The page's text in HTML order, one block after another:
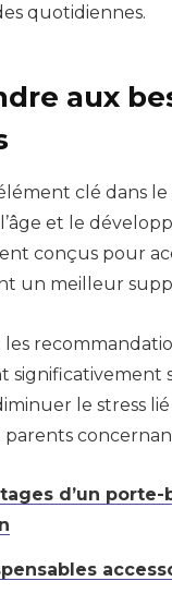
quotidiennes.
aux
clé dans
et le
conçus pour
un meilleur
significativement
le stress
d’un